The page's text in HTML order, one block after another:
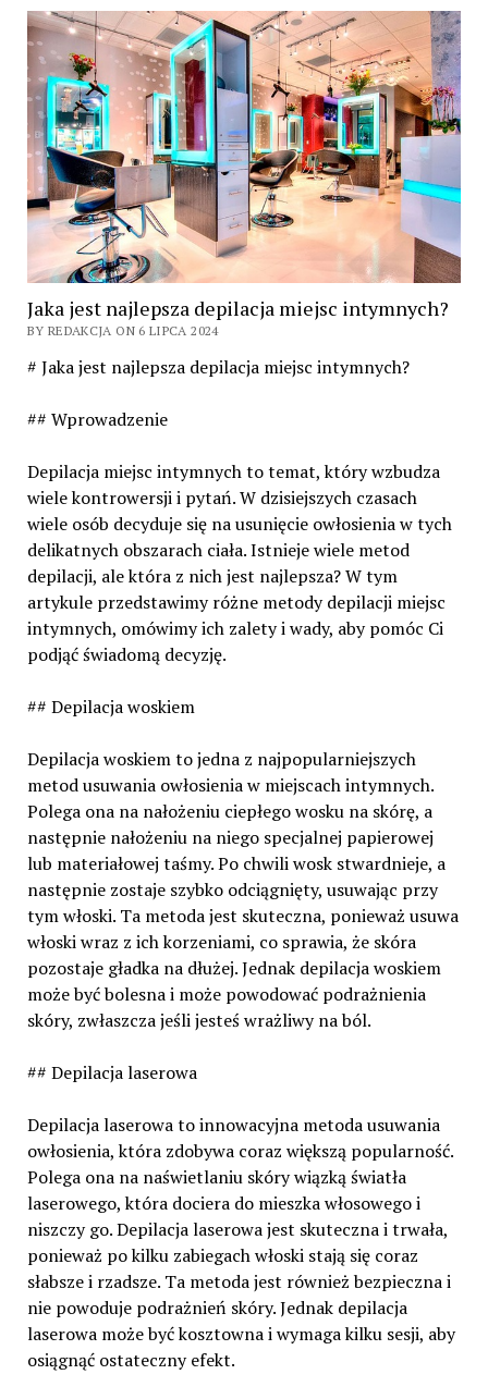
Jaka jest najlepsza depilacja miejsc intymnych?
BY REDAKCJA ON 6 LIPCA 2024
# Jaka jest najlepsza depilacja miejsc intymnych?
## Wprowadzenie
Depilacja miejsc intymnych to temat, który wzbudza
wiele kontrowersji i pytań. W dzisiejszych czasach
wiele osób decyduje się na usunięcie owłosienia w tych
delikatnych obszarach ciała. Istnieje wiele metod
depilacji, ale która z nich jest najlepsza? W tym
artykule przedstawimy różne metody depilacji miejsc
intymnych, omówimy ich zalety i wady, aby pomóc Ci
podjąć świadomą decyzję.
## Depilacja woskiem
Depilacja woskiem to jedna z najpopularniejszych
metod usuwania owłosienia w miejscach intymnych.
Polega ona na nałożeniu ciepłego wosku na skórę, a
następnie nałożeniu na niego specjalnej papierowej
lub materiałowej taśmy. Po chwili wosk stwardnieje, a
następnie zostaje szybko odciągnięty, usuwając przy
tym włoski. Ta metoda jest skuteczna, ponieważ usuwa
włoski wraz z ich korzeniami, co sprawia, że skóra
pozostaje gładka na dłużej. Jednak depilacja woskiem
może być bolesna i może powodować podrażnienia
skóry, zwłaszcza jeśli jesteś wrażliwy na ból.
## Depilacja laserowa
Depilacja laserowa to innowacyjna metoda usuwania
owłosienia, która zdobywa coraz większą popularność.
Polega ona na naświetlaniu skóry wiązką światła
laserowego, która dociera do mieszka włosowego i
niszczy go. Depilacja laserowa jest skuteczna i trwała,
ponieważ po kilku zabiegach włoski stają się coraz
słabsze i rzadsze. Ta metoda jest również bezpieczna i
nie powoduje podrażnień skóry. Jednak depilacja
laserowa może być kosztowna i wymaga kilku sesji, aby
osiągnąć ostateczny efekt.